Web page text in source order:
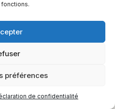
préférences
de confidentialité